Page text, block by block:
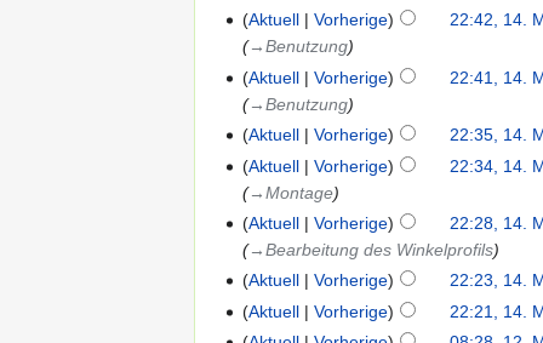
Aktuell
Vorherige
22:42, 14.
→‎Benutzung
Aktuell
Vorherige
22:41, 14.
→‎Benutzung
Aktuell
Vorherige
22:35, 14.
Aktuell
Vorherige
22:34, 14.
→‎Montage
Aktuell
Vorherige
22:28, 14.
→‎Bearbeitung des Winkelprofils
Aktuell
Vorherige
22:23, 14.
Aktuell
Vorherige
22:21, 14.